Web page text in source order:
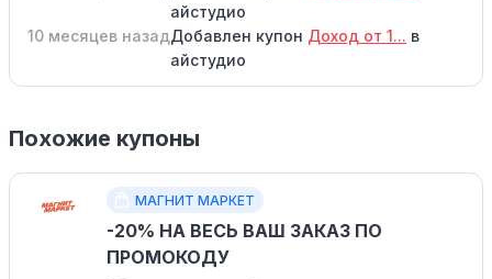
айстудио
10 месяцев назадДобавлен купон Доход от 1... в
айстудио
Похожие купоны
МАГНИТ МАРКЕТ
-20% НА ВЕСЬ ВАШ ЗАКАЗ ПО
ПРОМОКОДУ